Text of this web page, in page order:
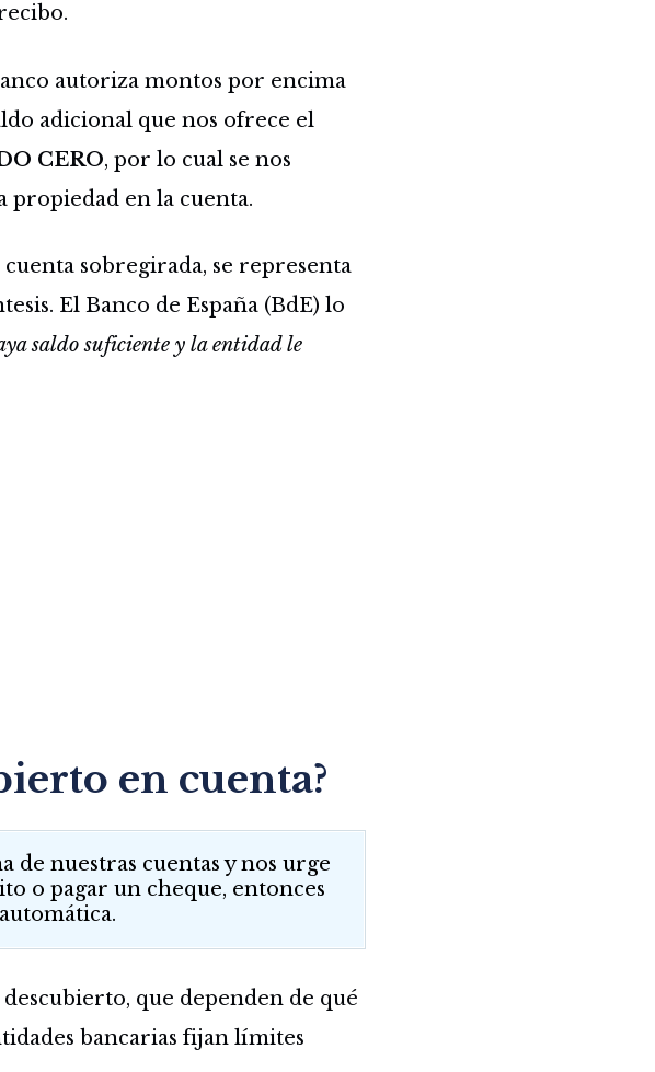
autoriza montos por encima
adicional que nos ofrece el
CERO, por lo cual se nos
propiedad en la cuenta.
sobregirada, se representa
El Banco de España (BdE) lo
saldo suficiente y la entidad le
en cuenta?
de nuestras cuentas y nos urge
o pagar un cheque, entonces
que dependen de qué
bancarias fijan límites